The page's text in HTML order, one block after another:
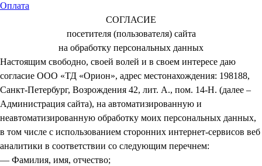
Оплата
СОГЛАСИЕ
посетителя (пользователя) сайта
на обработку персональных данных
Настоящим свободно, своей волей и в своем интересе даю
согласие ООО «ТД «Орион», адрес местонахождения: 198188,
Санкт-Петербург, Возрождения 42, лит. А., пом. 14-Н. (далее –
Администрация сайта), на автоматизированную и
неавтоматизированную обработку моих персональных данных,
в том числе с использованием сторонних интернет-сервисов веб
аналитики в соответствии со следующим перечнем:
— Фамилия, имя, отчество;